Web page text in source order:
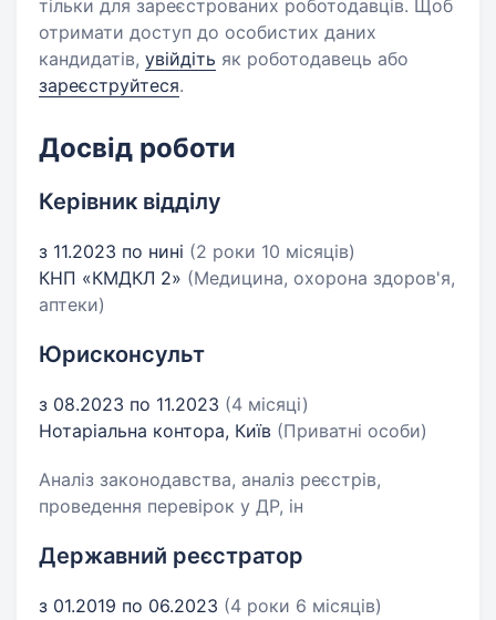
тільки для зареєстрованих роботодавців. Щоб
отримати доступ до особистих даних
кандидатів, увійдіть як роботодавець або
зареєструйтеся.
Досвід роботи
Керівник відділу
з 11.2023 по нині (2 роки 10 місяців)
КНП «КМДКЛ 2» (Медицина, охорона здоров'я,
аптеки)
Юрисконсульт
з 08.2023 по 11.2023 (4 місяці)
Нотаріальна контора, Київ (Приватні особи)
Аналіз законодавства, аналіз реєстрів,
проведення перевірок у ДР, ін
Державний реєстратор
з 01.2019 по 06.2023 (4 роки 6 місяців)